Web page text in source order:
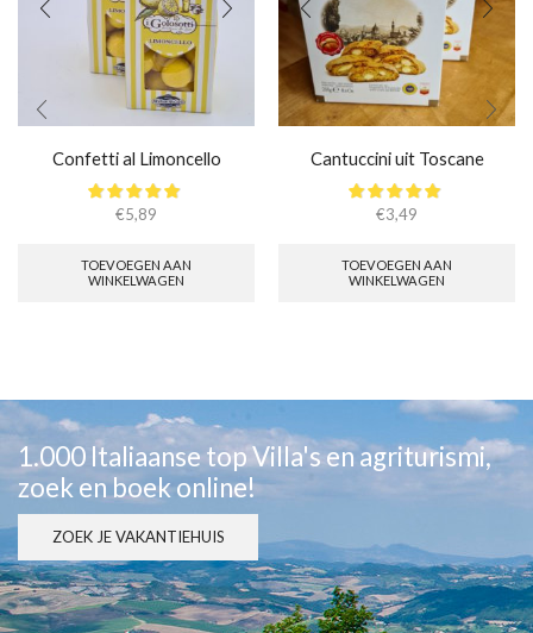
Confetti al Limoncello
€5,89
TOEVOEGEN AAN
WINKELWAGEN
Cantuccini uit Toscane
€3,49
TOEVOEGEN AAN
WINKELWAGEN
1.000 Italiaanse top Villa's en agriturismi,
zoek en boek online!
ZOEK JE VAKANTIEHUIS